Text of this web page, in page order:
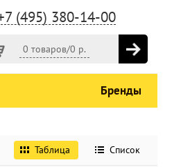
(495) 380-14-00
0 товаров/0 р.
Бренды
Таблица Список